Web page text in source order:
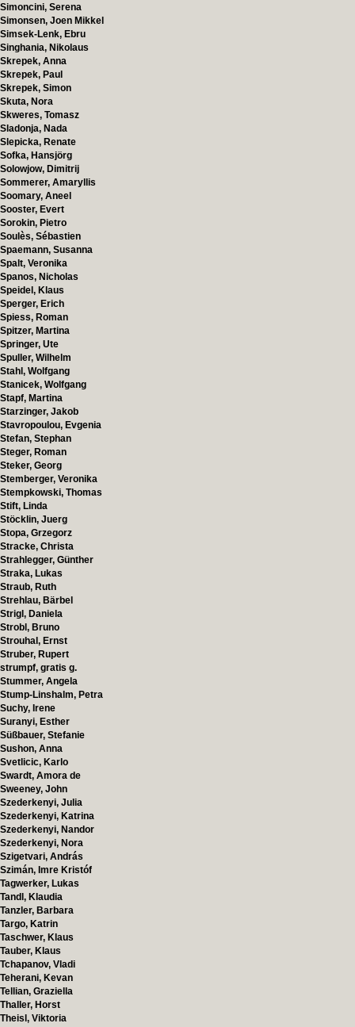
Simoncini, Serena
Simonsen, Joen Mikkel
Simsek-Lenk, Ebru
Singhania, Nikolaus
Skrepek, Anna
Skrepek, Paul
Skrepek, Simon
Skuta, Nora
Skweres, Tomasz
Sladonja, Nada
Slepicka, Renate
Sofka, Hansjörg
Solowjow, Dimitrij
Sommerer, Amaryllis
Soomary, Aneel
Sooster, Evert
Sorokin, Pietro
Soulès, Sébastien
Spaemann, Susanna
Spalt, Veronika
Spanos, Nicholas
Speidel, Klaus
Sperger, Erich
Spiess, Roman
Spitzer, Martina
Springer, Ute
Spuller, Wilhelm
Stahl, Wolfgang
Stanicek, Wolfgang
Stapf, Martina
Starzinger, Jakob
Stavropoulou, Evgenia
Stefan, Stephan
Steger, Roman
Steker, Georg
Stemberger, Veronika
Stempkowski, Thomas
Stift, Linda
Stöcklin, Juerg
Stopa, Grzegorz
Stracke, Christa
Strahlegger, Günther
Straka, Lukas
Straub, Ruth
Strehlau, Bärbel
Strigl, Daniela
Strobl, Bruno
Strouhal, Ernst
Struber, Rupert
strumpf, gratis g.
Stummer, Angela
Stump-Linshalm, Petra
Suchy, Irene
Suranyi, Esther
Süßbauer, Stefanie
Sushon, Anna
Svetlicic, Karlo
Swardt, Amora de
Sweeney, John
Szederkenyi, Julia
Szederkenyi, Katrina
Szederkenyi, Nandor
Szederkenyi, Nora
Szigetvari, András
Szimán, Imre Kristóf
Tagwerker, Lukas
Tandl, Klaudia
Tanzler, Barbara
Targo, Katrin
Taschwer, Klaus
Tauber, Klaus
Tchapanov, Vladi
Teherani, Kevan
Tellian, Graziella
Thaller, Horst
Theisl, Viktoria